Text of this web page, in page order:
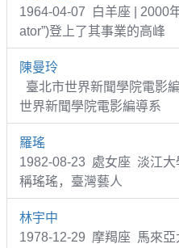
1964-04-07 白羊座 | 2000
ator”)登上了其事業的高峰
陳曼玲
臺北市世界新聞學院電影
世界新聞學院電影編導系
羅瑤
1982-08-23 處女座 淡江大
稱瑤瑤，臺灣藝人
林宇中
1978-12-29 摩羯座 馬來亞